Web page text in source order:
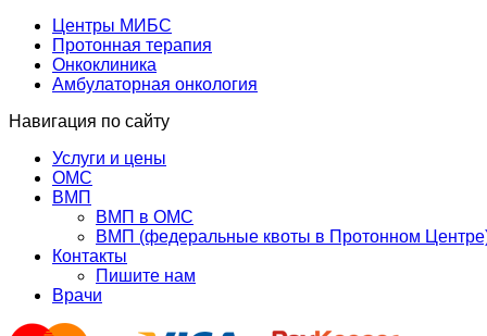
Центры МИБС
Протонная терапия
Онкоклиника
Амбулаторная онкология
Навигация по сайту
Услуги и цены
ОМС
ВМП
ВМП в ОМС
ВМП (федеральные квоты в Протонном
Контакты
Пишите нам
Врачи